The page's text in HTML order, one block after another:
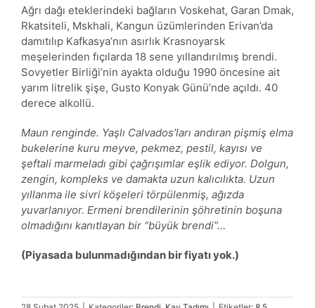
Ağrı dağı eteklerindeki bağların Voskehat, Garan Dmak,
Rkatsiteli, Mskhali, Kangun üzümlerinden Erivan’da
damıtılıp Kafkasya’nın asırlık Krasnoyarsk
meşelerinden fıçılarda 18 sene yıllandırılmış brendi.
Sovyetler Birliği’nin ayakta olduğu 1990 öncesine ait
yarım litrelik şişe, Gusto Konyak Günü’nde açıldı. 40
derece alkollü.
Maun renginde. Yaşlı Calvados’ları andıran pişmiş elma
bukelerine kuru meyve, pekmez, pestil, kayısı ve
şeftali marmeladı gibi çağrışımlar eşlik ediyor. Dolgun,
zengin, kompleks ve damakta uzun kalıcılıkta. Uzun
yıllanma ile sivri köşeleri törpülenmiş, ağızda
yuvarlanıyor. Ermeni brendilerinin şöhretinin boşuna
olmadığını kanıtlayan bir “büyük brendi”…
(Piyasada bulunmadığından bir fiyatı yok.)